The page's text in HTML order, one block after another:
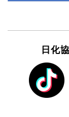
日化